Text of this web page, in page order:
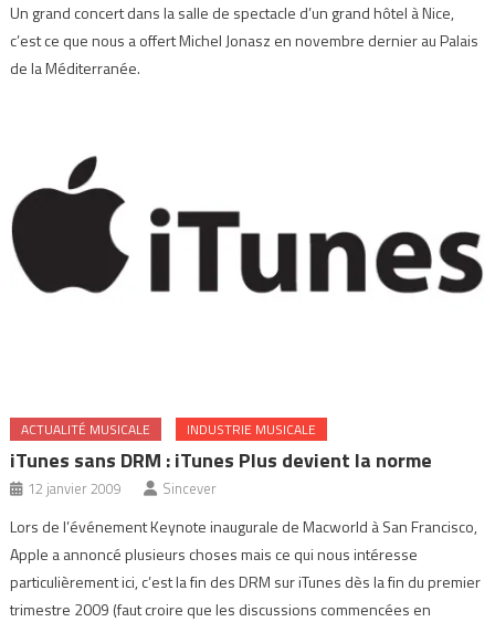
Un grand concert dans la salle de spectacle d’un grand hôtel à Nice,
c’est ce que nous a offert Michel Jonasz en novembre dernier au Palais
de la Méditerranée.
ACTUALITÉ MUSICALE INDUSTRIE MUSICALE
iTunes sans DRM : iTunes Plus devient la norme
12 janvier 2009 Sincever
Lors de l’événement Keynote inaugurale de Macworld à San Francisco,
Apple a annoncé plusieurs choses mais ce qui nous intéresse
particulièrement ici, c’est la fin des DRM sur iTunes dès la fin du premier
trimestre 2009 (faut croire que les discussions commencées en